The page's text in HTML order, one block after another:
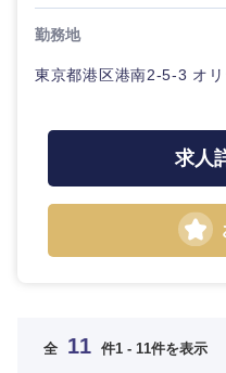
勤務地
東京都港区港南2-5-3 オ
求人
全 11 件1 - 11件を表示